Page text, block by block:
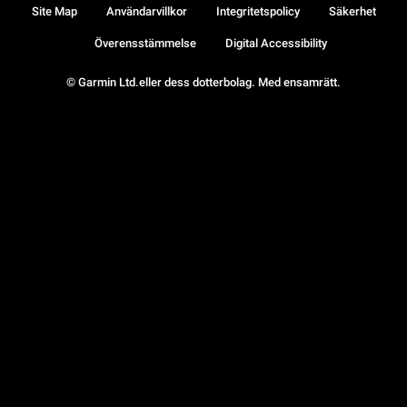
© Garmin Ltd.eller dess dotterbolag. Med ensamrätt.
Site Map Användarvillkor Integritetspolicy Säkerhet
Överensstämmelse Digital Accessibility